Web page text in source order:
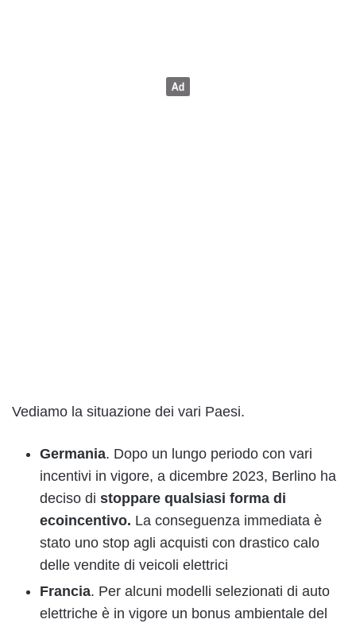
Vediamo la situazione dei vari Paesi.
Germania. Dopo un lungo periodo con vari
incentivi in vigore, a dicembre 2023, Berlino ha
deciso di stoppare qualsiasi forma di
ecoincentivo. La conseguenza immediata è
stato uno stop agli acquisti con drastico calo
delle vendite di veicoli elettrici
Francia. Per alcuni modelli selezionati di auto
elettriche è in vigore un bonus ambientale del